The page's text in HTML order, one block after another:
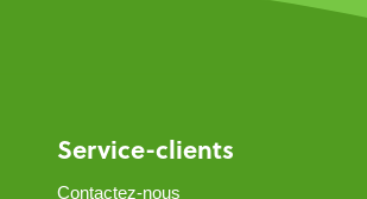
Service-clients
Contactez-nous